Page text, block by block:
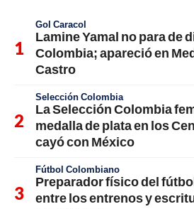
Gol Caracol
Lamine Yamal no para de
Colombia; apareció en
Castro
Selección Colombia
La Selección Colombia
medalla de plata en los
cayó con México
Fútbol Colombiano
Preparador físico del
entre los entrenos y